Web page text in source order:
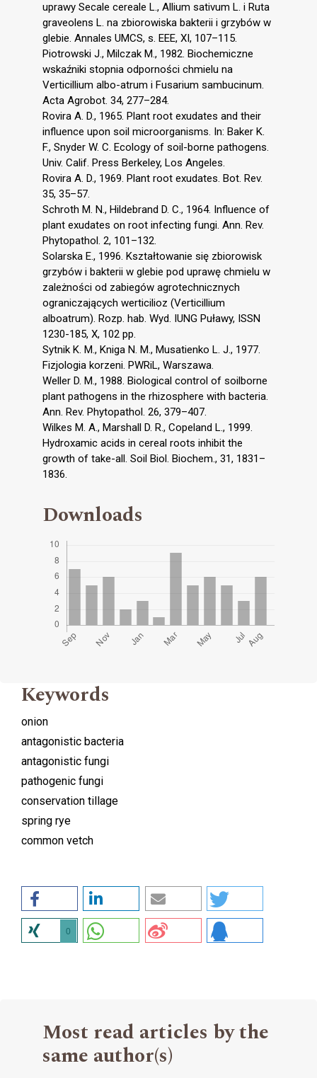
uprawy Secale cereale L., Allium sativum L. i Ruta
graveolens L. na zbiorowiska bakterii i grzybów w
glebie. Annales UMCS, s. EEE, XI, 107–115.
Piotrowski J., Milczak M., 1982. Biochemiczne
wskaźniki stopnia odporności chmielu na
Verticillium albo-atrum i Fusarium sambucinum.
Acta Agrobot. 34, 277–284.
Rovira A. D., 1965. Plant root exudates and their
influence upon soil microorganisms. In: Baker K.
F., Snyder W. C. Ecology of soil-borne pathogens.
Univ. Calif. Press Berkeley, Los Angeles.
Rovira A. D., 1969. Plant root exudates. Bot. Rev.
35, 35–57.
Schroth M. N., Hildebrand D. C., 1964. Influence of
plant exudates on root infecting fungi. Ann. Rev.
Phytopathol. 2, 101–132.
Solarska E., 1996. Kształtowanie się zbiorowisk
grzybów i bakterii w glebie pod uprawę chmielu w
zależności od zabiegów agrotechnicznych
ograniczających werticilioz (Verticillium
alboatrum). Rozp. hab. Wyd. IUNG Puławy, ISSN
1230-185, X, 102 pp.
Sytnik K. M., Kniga N. M., Musatienko L. J., 1977.
Fizjologia korzeni. PWRiL, Warszawa.
Weller D. M., 1988. Biological control of soilborne
plant pathogens in the rhizosphere with bacteria.
Ann. Rev. Phytopathol. 26, 379–407.
Wilkes M. A., Marshall D. R., Copeland L., 1999.
Hydroxamic acids in cereal roots inhibit the
growth of take-all. Soil Biol. Biochem., 31, 1831–
1836.
Downloads
Keywords
onion
antagonistic bacteria
antagonistic fungi
pathogenic fungi
conservation tillage
spring rye
common vetch
0
Most read articles by the
same author(s)